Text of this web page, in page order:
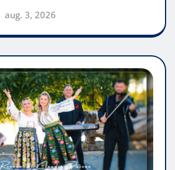
aug. 3, 2026